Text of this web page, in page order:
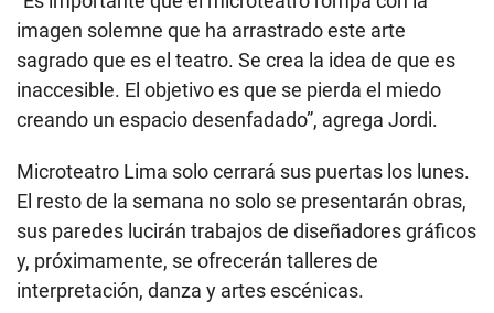
imagen solemne que ha arrastrado este arte
sagrado que es el teatro. Se crea la idea de que es
inaccesible. El objetivo es que se pierda el miedo
creando un espacio desenfadado”, agrega Jordi.
Microteatro Lima solo cerrará sus puertas los lunes.
El resto de la semana no solo se presentarán obras,
sus paredes lucirán trabajos de diseñadores gráficos
y, próximamente, se ofrecerán talleres de
interpretación, danza y artes escénicas.